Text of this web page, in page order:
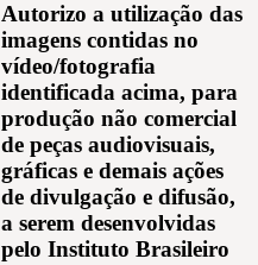
Autorizo a utilização das
imagens contidas no
vídeo/fotografia
identificada acima, para
produção não comercial
de peças audiovisuais,
gráficas e demais ações
de divulgação e difusão,
a serem desenvolvidas
pelo Instituto Brasileiro